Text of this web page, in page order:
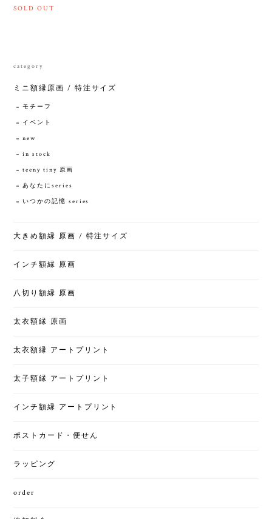
SOLD OUT
category
ミニ額縁原画 / 特注サイズ
モチーフ
イベント
new
in stock
teeny tiny 原画
あなたにseries
いつかの記憶 series
大きめ額縁 原画 / 特注サイズ
インチ額縁 原画
八切り額縁 原画
太衣額縁 原画
太衣額縁 アートプリント
太子額縁 アートプリント
インチ額縁 アートプリント
ポストカード・便せん
ラッピング
order